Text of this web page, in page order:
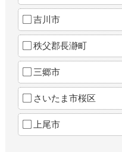
吉川市
秩父郡長瀞町
三郷市
さいたま市桜区
上尾市